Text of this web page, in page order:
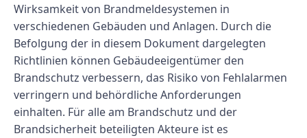
Wirksamkeit von Brandmeldesystemen in
verschiedenen Gebäuden und Anlagen. Durch die
Befolgung der in diesem Dokument dargelegten
Richtlinien können Gebäudeeigentümer den
Brandschutz verbessern, das Risiko von Fehlalarmen
verringern und behördliche Anforderungen
einhalten. Für alle am Brandschutz und der
Brandsicherheit beteiligten Akteure ist es